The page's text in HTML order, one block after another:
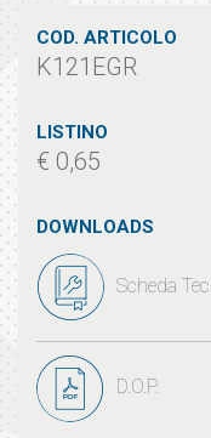
COD. ARTICOLO
K121EGR
LISTINO
€ 0,65
DOWNLOADS
Scheda
D.O.P.